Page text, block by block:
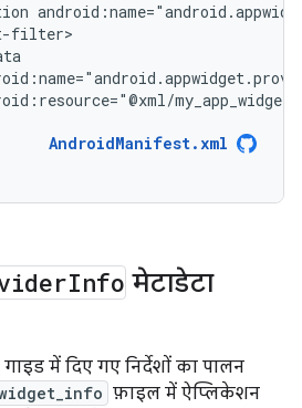
AndroidManifest.xml
Info मेटाडेटा
गाइड में दिए गए निर्देशों का पालन
फ़ाइल में ऐप्लिकेशन